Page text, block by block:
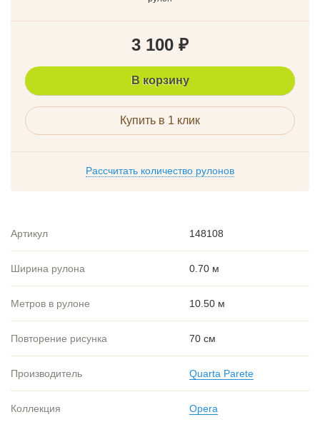
3 100 ₽
В корзину
Купить в 1 клик
Рассчитать количество рулонов
Артикул 148108
Ширина рулона 0.70 м
Метров в рулоне 10.50 м
Повторение рисунка 70 см
Производитель Quarta Parete
Коллекция Opera